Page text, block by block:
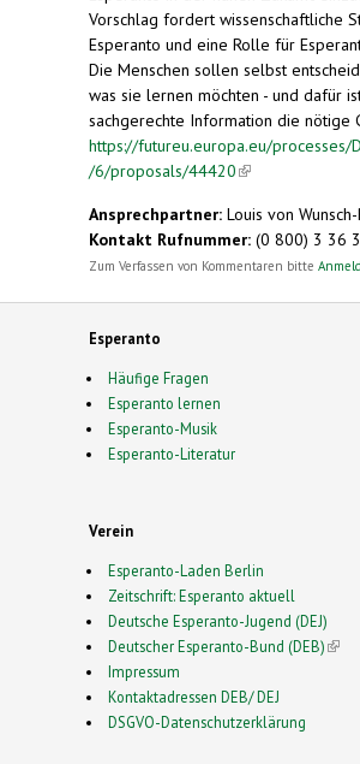
Vorschlag fordert wissenschaftliche
Esperanto und eine Rolle für
Die Menschen sollen selbst
was sie lernen möchten - und dafür
sachgerechte Information die nötige
https://futureu.europa.eu/processes/
/6/proposals/44420(link is external)
Ansprechpartner: Louis von
Kontakt Rufnummer: (0 800) 3 36
Zum Verfassen von Kommentaren bitte
Esperanto
Häufige Fragen
Esperanto lernen
Esperanto-Musik
Esperanto-Literatur
Verein
Esperanto-Laden Berlin
Zeitschrift: Esperanto aktuell
Deutsche Esperanto-Jugend (DEJ)
Deutscher Esperanto-Bund (DEB)(link
Impressum
Kontaktadressen DEB/ DEJ
DSGVO-Datenschutzerklärung